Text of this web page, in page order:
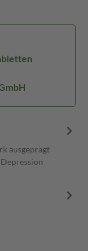
ausgeprägt